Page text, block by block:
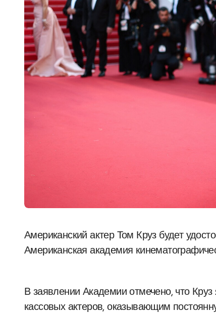
Американский актер Том Круз будет удостоен почетного «Оскара», о чем сообщила
Американская академия
В заявлении Академии отмечено, что
кассовых актеров, оказывающим